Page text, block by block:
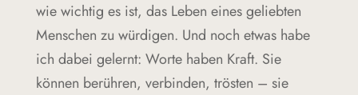
wie wichtig es ist, das Leben eines geliebten
Menschen zu würdigen. Und noch etwas habe
ich dabei gelernt: Worte haben Kraft. Sie
können berühren, verbinden, trösten – sie